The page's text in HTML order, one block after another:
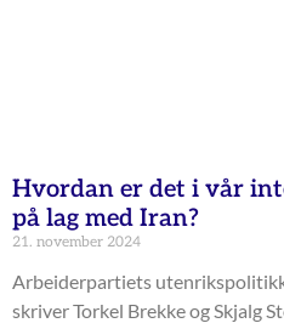
Hvordan er det i vår
på lag med Iran?
21. november 2024
Arbeiderpartiets
skriver Torkel Brekke og Skjalg